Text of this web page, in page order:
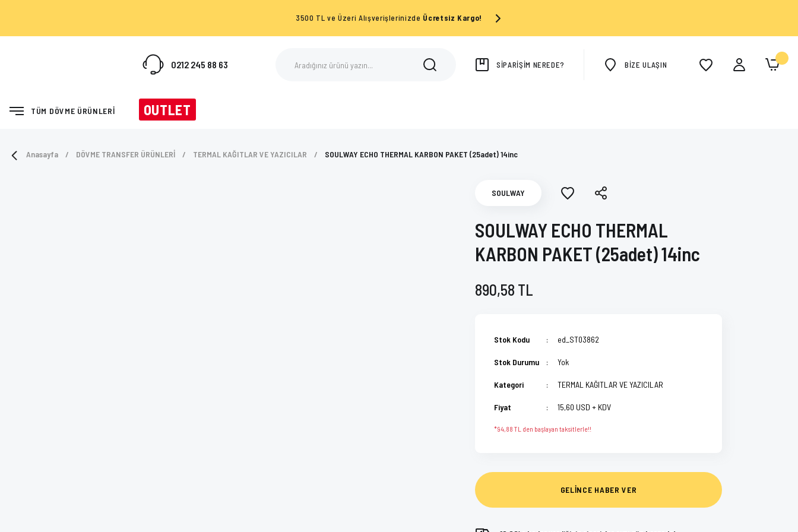
3500 TL ve Üzeri Alışverişlerinizde Ücretsiz Kargo!
0212 245 88 63 SİPARİŞİM NEREDE? BİZE ULAŞIN
TÜM DÖVME ÜRÜNLERİ OUTLET
Anasayfa DÖVME TRANSFER ÜRÜNLERİ TERMAL KAĞITLAR VE YAZICILAR SOULWAY ECHO THERMAL KARBON PAKET (25adet) 14inc
SOULWAY
SOULWAY ECHO THERMAL
KARBON PAKET (25adet) 14inc
890,58 TL
Stok Kodu ed_ST03862
Stok Durumu Yok
Kategori TERMAL KAĞITLAR VE YAZICILAR
Fiyat 15,60 USD + KDV
*94,88 TL den başlayan taksitlerle!!
GELİNCE HABER VER